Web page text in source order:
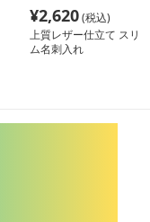
¥2,620(税込)
上質レザー仕立て スリ
ム名刺入れ